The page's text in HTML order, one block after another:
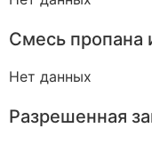
Смесь пропана
Нет данных
Разрешенная